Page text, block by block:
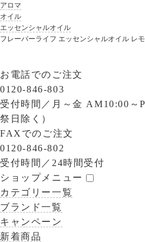
アロマ
オイル
エッセンシャルオイル
フレーバーライフ エッセンシャルオイル レ
お電話でのご注文
0120-846-803
受付時間／ 月～金 AM10:00～
祭日除く）
FAXでのご注文
0120-846-802
受付時間／ 24時間受付
ショップメニュー
カテゴリー一覧
ブランド一覧
キャンペーン
新着商品